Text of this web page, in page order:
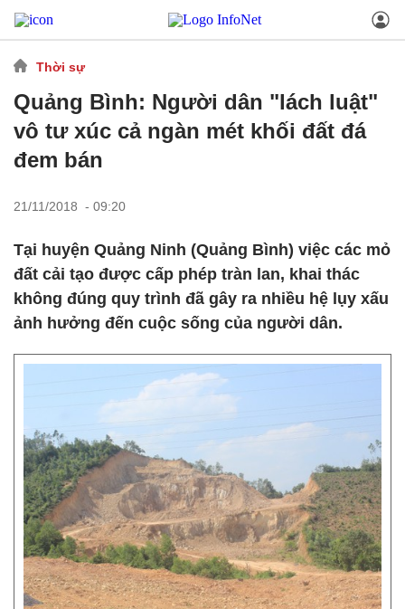
Thời sự
Quảng Bình: Người dân "lách luật"
vô tư xúc cả ngàn mét khối đất đá
đem bán
21/11/2018 - 09:20
Tại huyện Quảng Ninh (Quảng Bình) việc các mỏ
đất cải tạo được cấp phép tràn lan, khai thác
không đúng quy trình đã gây ra nhiều hệ lụy xấu
ảnh hưởng đến cuộc sống của người dân.